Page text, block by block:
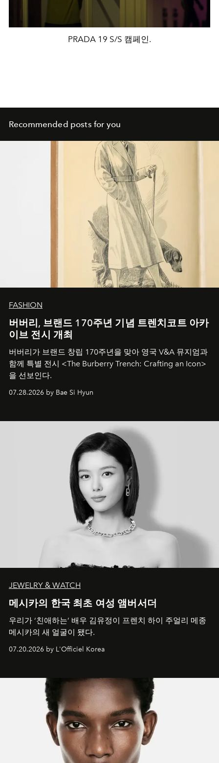
PRADA 19 S/S 캠페인.
Recommended posts for you
FASHION
버버리, 브랜드 170주년 기념 트렌치코트 아카
이브 전시 개최
버버리가 브랜드 창립 170주년을 맞아 영국 V&A 뮤지엄과
함께 특별 전시 <The Burberry Trench: Crafting an Icon>
을 선보인다.
07.28.2026 by Bae Si Hyun
JEWELRY & WATCH
메시카의 한국 최초 여성 앰버서더
우리가 ‘친애하는’ 배우 김유정이 프렌치 하이 주얼리 메종
메시카의 새 얼굴이 됐다.
07.20.2026 by L'Officiel Korea